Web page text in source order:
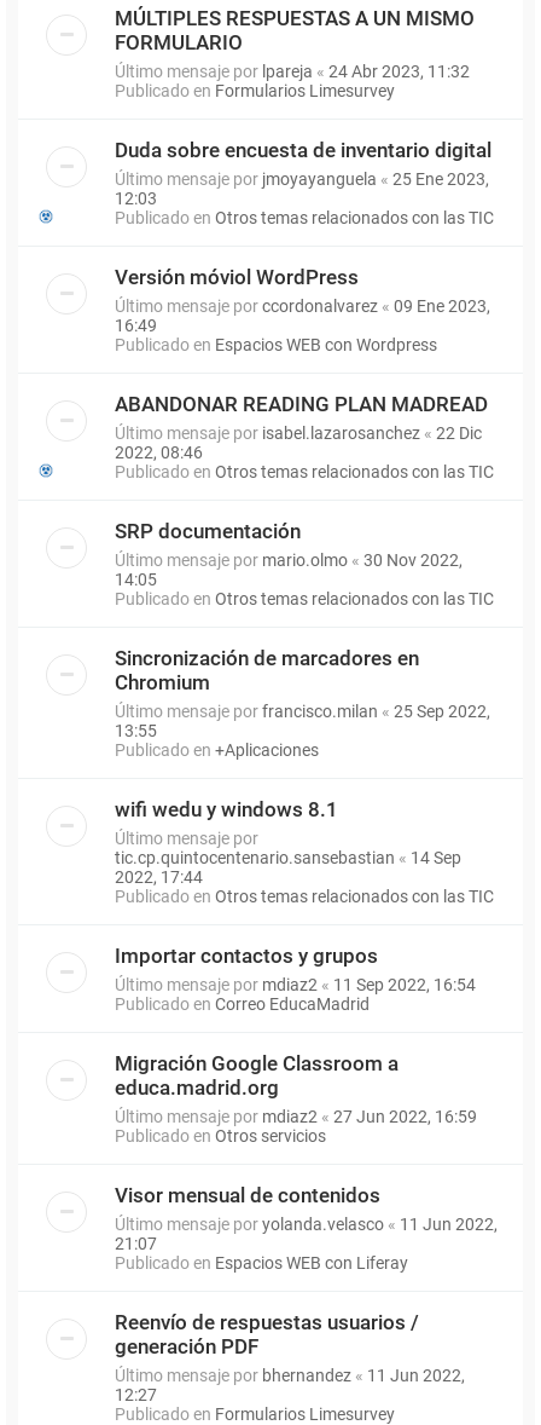
MÚLTIPLES RESPUESTAS A UN MISMO
FORMULARIO
Último mensaje por lpareja « 24 Abr 2023, 11:32
Publicado en Formularios Limesurvey
Duda sobre encuesta de inventario digital
Último mensaje por jmoyayanguela « 25 Ene 2023,
12:03
Publicado en Otros temas relacionados con las TIC
Versión móviol WordPress
Último mensaje porccordonalvarez « 09 Ene 2023,
16:49
Publicado en Espacios WEB con Wordpress
ABANDONAR READING PLAN MADREAD
Último mensaje por isabel.lazarosanchez « 22 Dic
2022, 08:46
Publicado en Otros temas relacionados con las TIC
SRP documentación
Último mensaje por mario.olmo « 30 Nov 2022,
14:05
Publicado en Otros temas relacionados con las TIC
Sincronización de marcadores en
Chromium
Último mensaje porfrancisco.milan « 25 Sep 2022,
13:55
Publicado en +Aplicaciones
wifi wedu y windows 8.1
Último mensaje por
tic.cp.quintocentenario.sansebastian « 14 Sep
2022, 17:44
Publicado en Otros temas relacionados con las TIC
Importar contactos y grupos
Último mensaje por mdiaz2 « 11 Sep 2022, 16:54
Publicado en Correo EducaMadrid
Migración Google Classroom a
educa.madrid.org
Último mensaje por mdiaz2 « 27 Jun 2022, 16:59
Publicado en Otros servicios
Visor mensual de contenidos
Último mensaje poryolanda.velasco « 11 Jun 2022,
21:07
Publicado en Espacios WEB con Liferay
Reenvío de respuestas usuarios /
generación PDF
Último mensaje por bhernandez « 11 Jun 2022,
12:27
Publicado en Formularios Limesurvey